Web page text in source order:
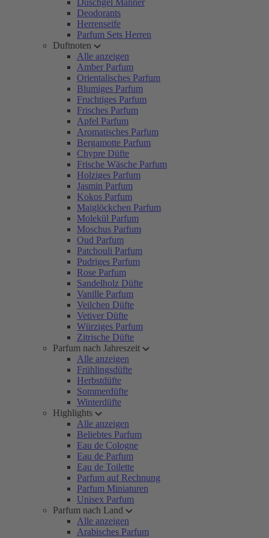
Duschgel Männer
Deodorants
Herrenseife
Parfum Sets Herren
Duftnoten
Alle anzeigen
Amber Parfum
Orientalisches Parfum
Blumiges Parfum
Fruchtiges Parfum
Frisches Parfum
Apfel Parfum
Aromatisches Parfum
Bergamotte Parfum
Chypre Düfte
Frische Wäsche Parfum
Holziges Parfum
Jasmin Parfum
Kokos Parfum
Maiglöckchen Parfum
Molekül Parfum
Moschus Parfum
Oud Parfum
Patchouli Parfum
Pudriges Parfum
Rose Parfum
Sandelholz Düfte
Vanille Parfum
Veilchen Düfte
Vetiver Düfte
Würziges Parfum
Zitrische Düfte
Parfum nach Jahreszeit
Alle anzeigen
Frühlingsdüfte
Herbstdüfte
Sommerdüfte
Winterdüfte
Highlights
Alle anzeigen
Beliebtes Parfum
Eau de Cologne
Eau de Parfum
Eau de Toilette
Parfum auf Rechnung
Parfum Miniaturen
Unisex Parfum
Parfum nach Land
Alle anzeigen
Arabisches Parfum